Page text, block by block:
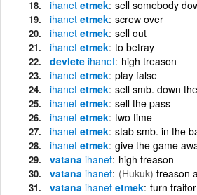
ihanet etmek sell somebody
ihanet etmek screw over
ihanet etmek sell out
ihanet etmek to betray
devlete ihanet high treason
ihanet etmek play false
ihanet etmek sell smb. down
ihanet etmek sell the pass
ihanet etmek two time
ihanet etmek stab smb. in the
ihanet etmek give the game
vatana ihanet high treason
vatana ihanet (Hukuk) treason
vatana ihanet etmek turn traitor